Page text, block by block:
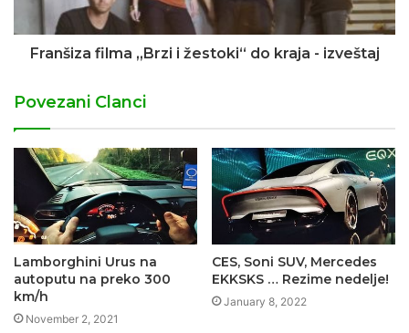
Franšiza filma „Brzi i žestoki“ do kraja - izveštaj
Povezani Clanci
Lamborghini Urus na
autoputu na preko 300
km/h
November 2, 2021
CES, Soni SUV, Mercedes
EKKSKS … Rezime nedelje!
January 8, 2022